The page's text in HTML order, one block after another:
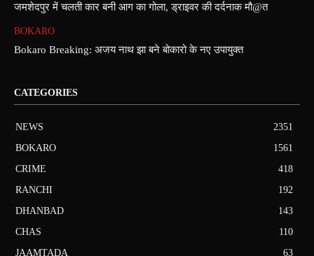
जमशेदपुर में चलती कार बनी आग का गोला, ड्राइवर की दर्दनाक मौ@त
BOKARO
Bokaro Breaking: अजय नाथ झा बने बोकारो के नए उपायुक्त
CATEGORIES
NEWS
2351
BOKARO
1561
CRIME
418
RANCHI
192
DHANBAD
143
CHAS
110
JAAMTADA
63